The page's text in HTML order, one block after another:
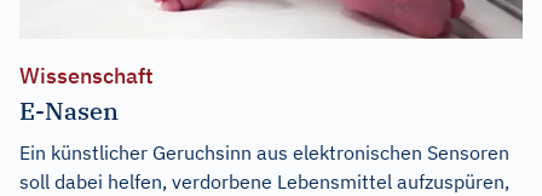
Wissenschaft
E-Nasen
Ein künstlicher Geruchsinn aus elektronischen Sensoren
soll dabei helfen, verdorbene Lebensmittel aufzuspüren,